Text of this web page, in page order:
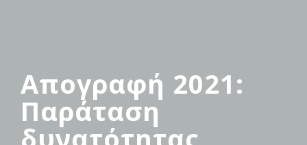
Απογραφή 2021:
Παράταση